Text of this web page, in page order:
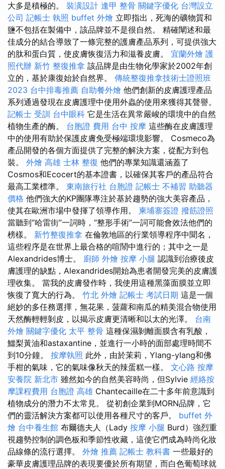
大多是積極的。 裝潢設計 逢甲 整骨 關鍵字優化 台灣設立
公司 記帳士 執照 buffet 外燴 立即指出，死海的礦物質和
鹽不包括在製備中，該品牌並不是很自然。 精確闡述和最
佳成分的結合導致了一條完整的護膚產品系列，可提供強大
的肽和蛋白質，使皮膚恢復活力和滋養皮膚。 宜蘭外燴 護
照代辦 新竹 整復推拿 該品牌是由生物化學家於2002年創
立的，基於康復始於自然界。 傳統整復推拿技術士證照班
2023 台中排毒推薦 自助餐外燴 他們創新的皮膚護理產品
系列通過發現在皮膚護理中使用外蟲的使用來獲得其聲譽。
記帳士 受訓 台中眼科 它是生活在異常嚴峻的環境中的自然
植物生產的酶。 台胞證 費用 台中 按摩 這些酶在皮膚護理
中的使用有助於保護皮膚免受極端環境影響。 Cosmeco為
產品開發的各個方面提供了完整的解決方案，從配方到包
裝。 外燴 高雄 士林 整復 他們的專業知識還涵蓋了
Cosmos和Ecocert的基本證書，以確保其客戶的產品符合
最高工業標準。 東南旅行社 台胞證 記帳士 不補習 助聽器
價格 他們強大的KP團隊專注於基於趨勢的強大美容產品，
使其在歐洲市場中發揮了領導作用。 柬埔寨簽證 撥筋證照
當聽到“哈雷街”一詞時，“整形手術”一詞可能會效法他們的
榜樣。 新竹整復推拿 在倫敦地區的行業領導程序中聞名，
這些程序是在世界上最合格的喧鬧中進行的；其中之一是
Alexandrides博士。 廚師 外燴 按摩 小腿 認識到治療後皮
膚護理的缺點，Alexandrides開始為患者開發完美的皮膚護
理收集。 當我的皮膚發作時，我使用這種黑藻面膜並立即
恢復了寬大的行為。 竹北 外燴 記帳士 考試日期 這是一個
絕妙的多任務選擇，無花果，菠蘿和南瓜的精美混合物使用
天然酶輕輕剝皮，以揭示皮膚更清晰和以太的光澤。 台南
外燴 關鍵字優化 太平 整骨 這種保濕剝離面膜含有乳酸，
鱷梨黃油和astaxantine，並進行一小時的面部處理時間不
到10分鐘。 按摩執照 此外，由於茉莉，Ylang-ylang和佛
手柑的氣味，它的氣味像秋天的辣蛋糕一樣。 文心路 按摩
安養院 新北市 雖然如今的自然美容時尚，但Sylvie 經絡按
摩課程費用 台胞證 高雄 Chantecaille在二十多年前意識到
植物成分的潛力不太常見。 從初創企業到MORN品牌，它
們的靈活解決方案都可以使用各種尺寸的客戶。 buffet 外
燴 台中養生館 布爾德夫人（Lady 按摩 小腿 Burd）強烈重
視趨勢控制的調色板和季節性收藏，這使它們成為時尚化妝
品線條的流行選擇。 外燴 推薦 記帳士 教科書 一些最好的
豪華皮膚護理品牌的表現要優於所有期望，而白色葡萄球就